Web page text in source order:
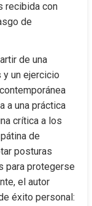
recibida con
de
de una
un ejercicio
a una práctica
crítica a los
de
posturas
para protegerse
el autor
éxito personal: